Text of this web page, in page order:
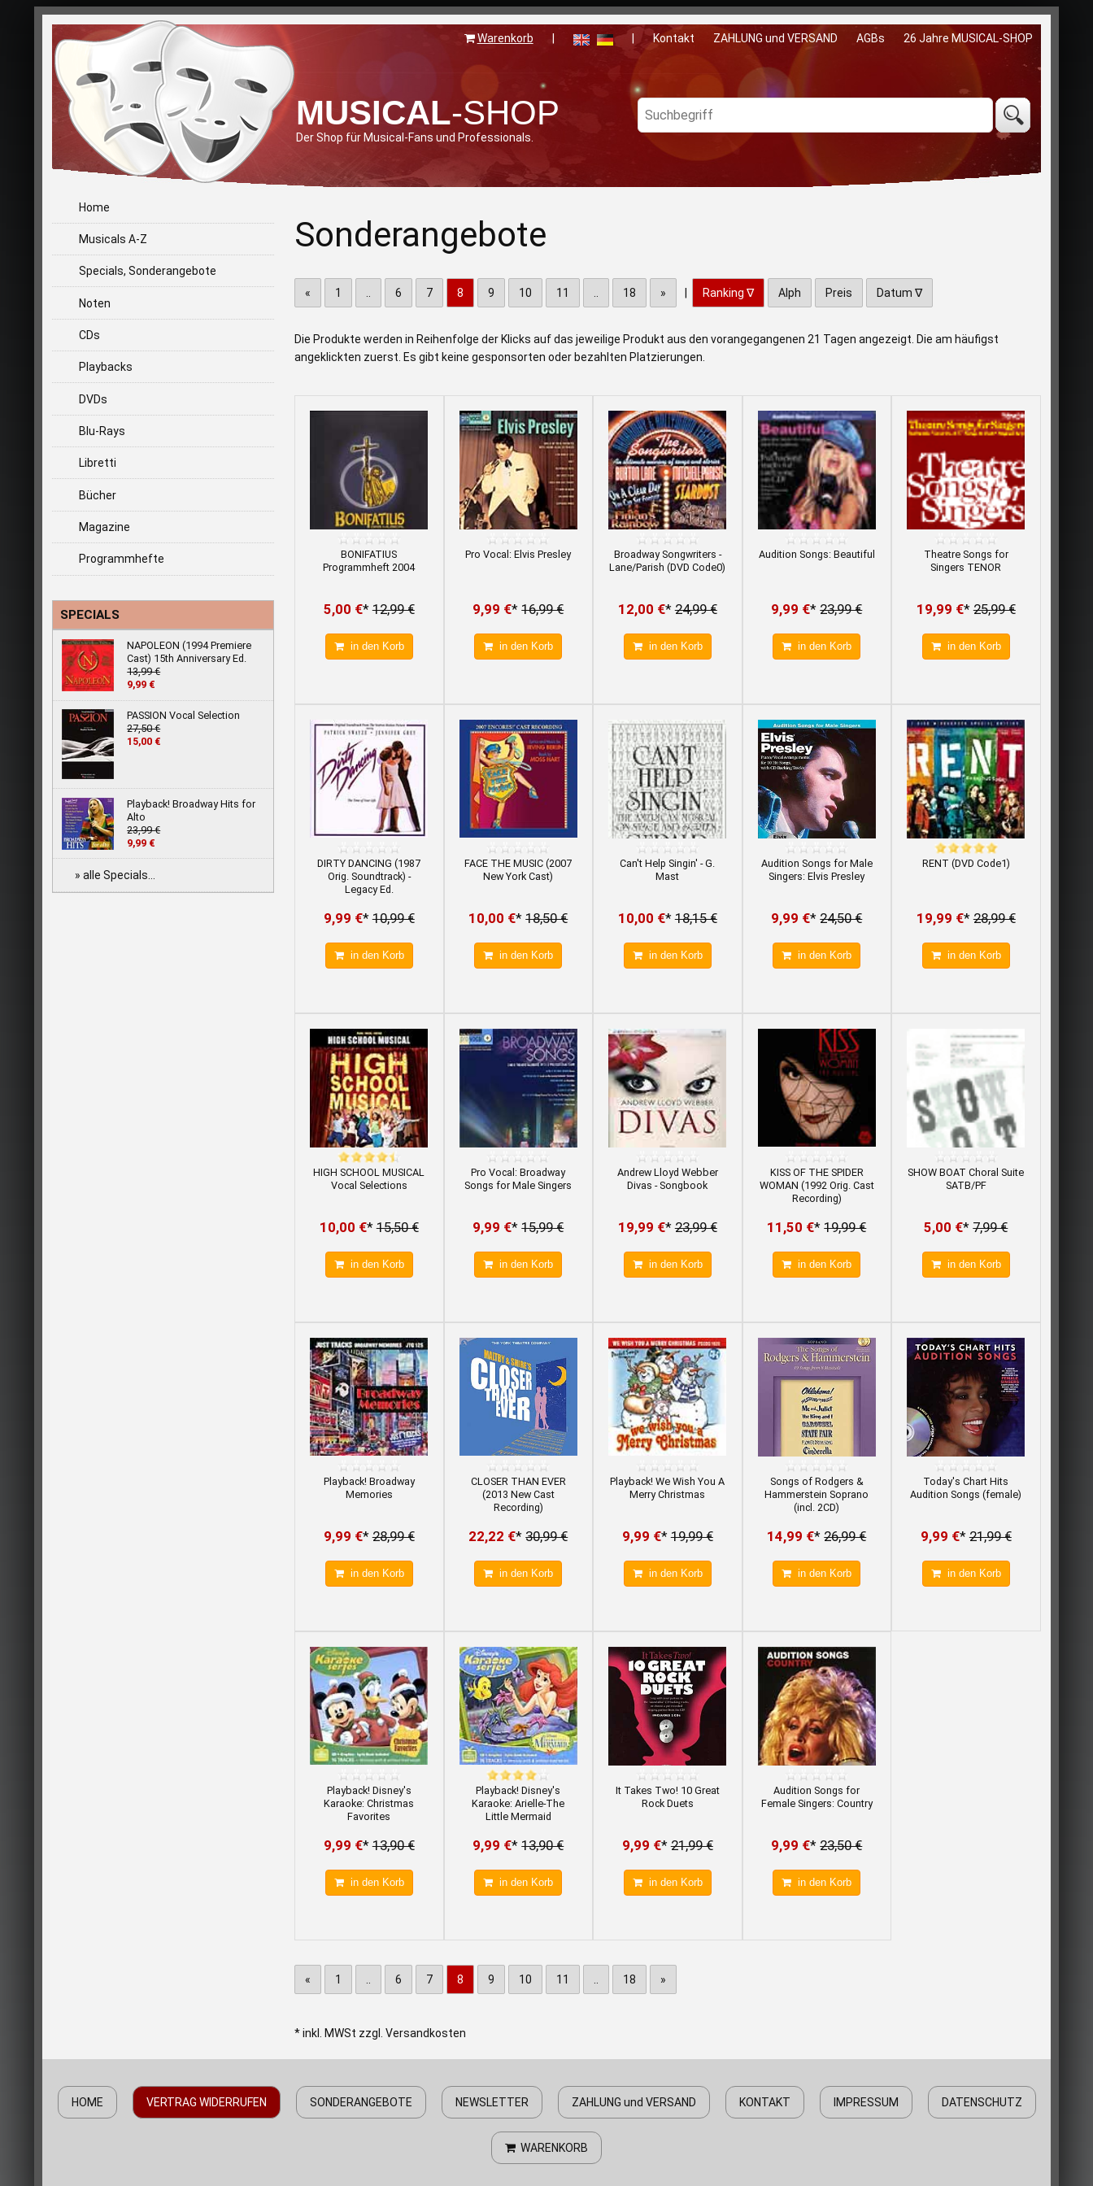
MUSICAL-SHOP
Warenkorb Kontakt ZAHLUNG und VERSAND AGBs 26 Jahre MUSICAL-SHOP
Der Shop für Musical-Fans und Professionals.
Home
Musicals A-Z
Specials, Sonderangebote
Noten
CDs
Playbacks
DVDs
Blu-Rays
Libretti
Bücher
Magazine
Programmhefte
SPECIALS
NAPOLEON (1994 Premiere
Cast) 15th Anniversary Ed.
13,99 €
9,99 €
PASSION Vocal Selection
27,50 €
15,00 €
Playback! Broadway Hits for
Alto
23,99 €
9,99 €
» alle Specials...
Sonderangebote
« 1 6 7 8 9 10 11 18 » Ranking ∇ Alph Preis Datum ∇
Die Produkte werden in Reihenfolge der Klicks auf das jeweilige Produkt aus den vorangegangenen 21 Tagen angezeigt. Die am häufigst
angeklickten zuerst. Es gibt keine gesponsorten oder bezahlten Platzierungen.
BONIFATIUS
Programmheft 2004
5,00 €*12,99 €
in den Korb
Pro Vocal: Elvis Presley
9,99 €*16,99 €
in den Korb
Broadway Songwriters -
Lane/Parish (DVD Code0)
12,00 €*24,99 €
in den Korb
Audition Songs: Beautiful
9,99 €*23,99 €
in den Korb
Theatre Songs for
Singers TENOR
19,99 €*25,99 €
in den Korb
DIRTY DANCING (1987
Orig. Soundtrack) -
Legacy Ed.
9,99 €*10,99 €
in den Korb
FACE THE MUSIC (2007
New York Cast)
10,00 €*18,50 €
in den Korb
Can't Help Singin' - G.
Mast
10,00 €*18,15 €
in den Korb
Audition Songs for Male
Singers: Elvis Presley
9,99 €*24,50 €
in den Korb
RENT (DVD Code1)
19,99 €*28,99 €
in den Korb
HIGH SCHOOL MUSICAL
Vocal Selections
10,00 €*15,50 €
in den Korb
Pro Vocal: Broadway
Songs for Male Singers
9,99 €*15,99 €
in den Korb
Andrew Lloyd Webber
Divas - Songbook
19,99 €*23,99 €
in den Korb
KISS OF THE SPIDER
WOMAN (1992 Orig. Cast
Recording)
11,50 €*19,99 €
in den Korb
SHOW BOAT Choral Suite
SATB/PF
5,00 €*7,99 €
in den Korb
Playback! Broadway
Memories
9,99 €*28,99 €
in den Korb
CLOSER THAN EVER
(2013 New Cast
Recording)
22,22 €*30,99 €
in den Korb
Playback! We Wish You A
Merry Christmas
9,99 €*19,99 €
in den Korb
Songs of Rodgers &
Hammerstein Soprano
(incl. 2CD)
14,99 €*26,99 €
in den Korb
Today's Chart Hits
Audition Songs (female)
9,99 €*21,99 €
in den Korb
Playback! Disney's
Karaoke: Christmas
Favorites
9,99 €*13,90 €
in den Korb
Playback! Disney's
Karaoke: Arielle-The
Little Mermaid
9,99 €*13,90 €
in den Korb
It Takes Two! 10 Great
Rock Duets
9,99 €*21,99 €
in den Korb
Audition Songs for
Female Singers: Country
9,99 €*23,50 €
in den Korb
« 1 6 7 8 9 10 11 18 »
* inkl. MWSt zzgl. Versandkosten
HOME VERTRAG WIDERRUFEN SONDERANGEBOTE NEWSLETTER ZAHLUNG und VERSAND KONTAKT IMPRESSUM DATENSCHUTZ
WARENKORB